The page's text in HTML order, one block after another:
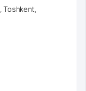
Toshkent